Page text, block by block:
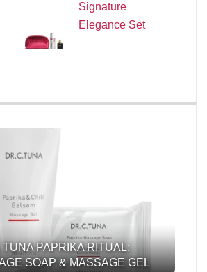
Signature
Elegance Set
TUNA PAPRIKA RITUAL:
SOAP & MASSAGE GEL